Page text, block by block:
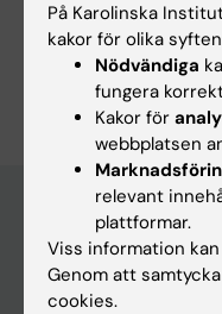
Tillämpad psykologi
Är du Nils Hentati
Redigera din profil
Huvudmeny
Utbildning
På Karolinska
kakor för olika
Nödvändiga
fungera
Kakor för
webbplatsen
relevant
plattformar.
Viss information
Genom att
cookies.